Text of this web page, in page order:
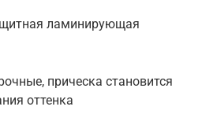
ламинирующая
прическа становится
оттенка